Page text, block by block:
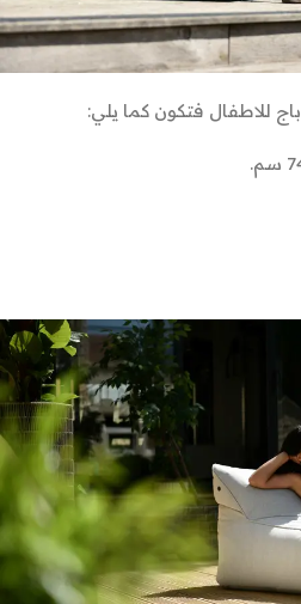
للاطفال فتكون كما يلي: